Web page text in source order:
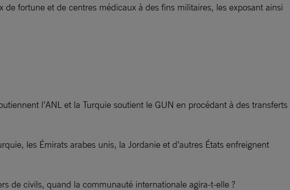
fortune et de centres médicaux à des fins militaires, les exposant ainsi
l’ANL et la Turquie soutient le GUN en procédant à des transferts
les Émirats arabes unis, la Jordanie et d’autres États enfreignent
de civils, quand la communauté internationale agira-t-elle ?